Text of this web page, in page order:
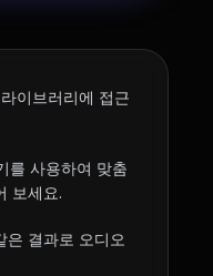
이브러리에 접근
를 사용하여 맞춤
보세요.
은 결과로 오디오